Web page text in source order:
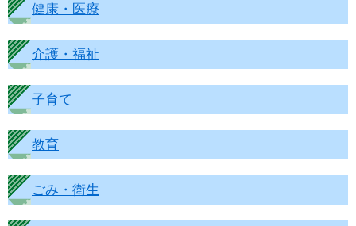
健康・医療
介護・福祉
子育て
教育
ごみ・衛生